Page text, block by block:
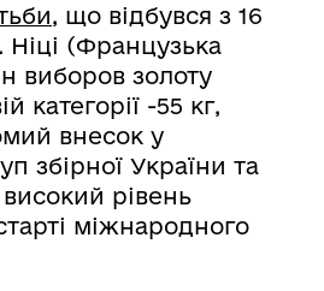
, що відбувся з 16
Ніці (Французька
виборов золоту
категорії -55 кг,
внесок у
збірної України та
рівень
міжнародного